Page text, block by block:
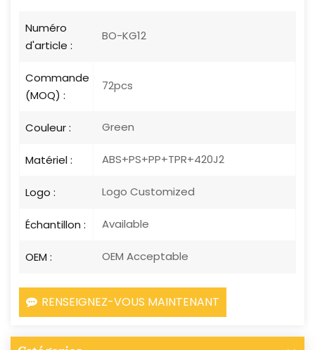
Numéro
d'article :
BO-KG12
Commande
(MOQ) :
72pcs
Couleur : Green
Matériel : ABS+PS+PP+TPR+420J2
Logo : Logo Customized
Échantillon : Available
OEM : OEM Acceptable
RENSEIGNEZ-VOUS MAINTENANT